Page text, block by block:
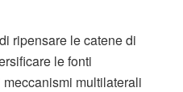
ripensare le catene di
le fonti
multilaterali